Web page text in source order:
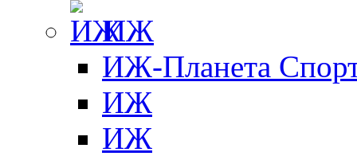
ИЖ
ИЖ-Планета
ИЖ
ИЖ